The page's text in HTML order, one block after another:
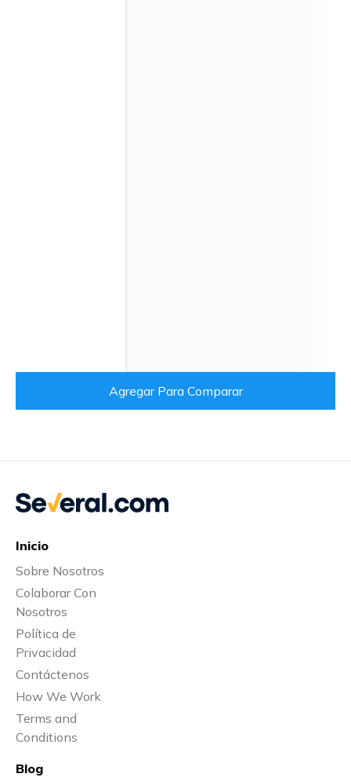
Agregar Para Comparar
Inicio
Sobre Nosotros
Colaborar Con
Nosotros
Política de
Privacidad
Contáctenos
How We Work
Terms and
Conditions
Blog